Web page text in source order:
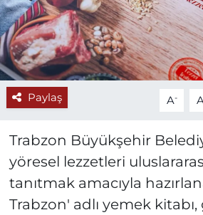
Paylaş A-
Trabzon Büyükşehir
yöresel lezzetleri
tanıtmak amacıyla
Trabzon' adlı yemek